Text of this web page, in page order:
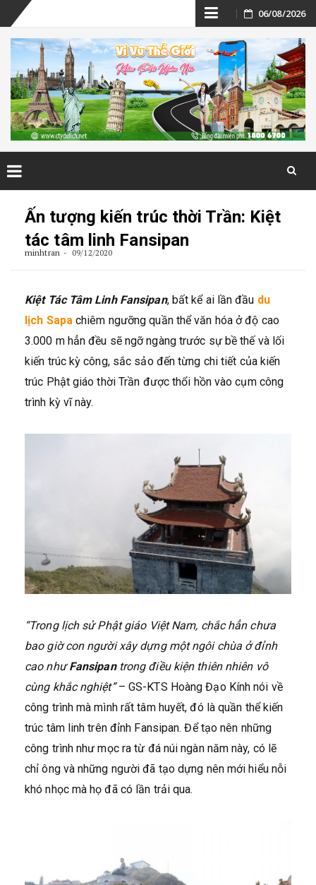
Skip
to
content
06/08/2026
Ấn tượng kiến trúc thời Trần: Kiệt
tác tâm linh Fansipan
minhtran 09/12/2020
Kiệt Tác Tâm Linh Fansipan, bất kể ai lần đầu du
lịch Sapachiêm ngưỡng quần thể văn hóa ở độ cao
3.000 m hẳn đều sẽ ngỡ ngàng trước sự bề thế và lối
kiến trúc kỳ công, sắc sảo đến từng chi tiết của kiến
trúc Phật giáo thời Trần được thổi hồn vào cụm công
trình kỳ vĩ này.
“Trong lịch sử Phật giáo Việt Nam, chắc hẳn chưa
bao giờ con người xây dựng một ngôi chùa ở đỉnh
cao nhưFansipantrong điều kiện thiên nhiên vô
cùng khắc nghiệt”– GS-KTS Hoàng Đạo Kính nói về
công trình mà mình rất tâm huyết, đó là quần thể kiến
trúc tâm linh trên đỉnh Fansipan. Để tạo nên những
công trình như mọc ra từ đá núi ngàn năm này, có lẽ
chỉ ông và những người đã tạo dựng nên mới hiểu nỗi
khó nhọc mà họ đã có lần trải qua.